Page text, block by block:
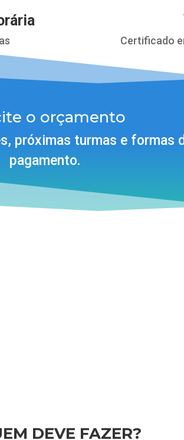
Certificado
o orçamento
próximas turmas e formas
pagamento.
DEVE FAZER?